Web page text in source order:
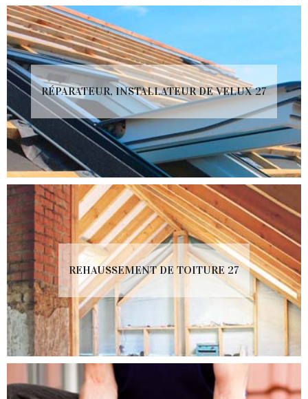
RÉPARATEUR, INSTALLATEUR DE VELUX 27
REHAUSSEMENT DE TOITURE 27